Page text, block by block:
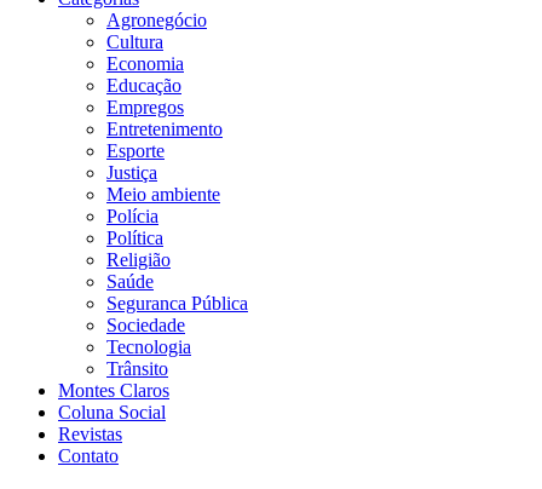
Agronegócio
Cultura
Economia
Educação
Empregos
Entretenimento
Esporte
Justiça
Meio ambiente
Polícia
Política
Religião
Saúde
Seguranca Pública
Sociedade
Tecnologia
Trânsito
Montes Claros
Coluna Social
Revistas
Contato